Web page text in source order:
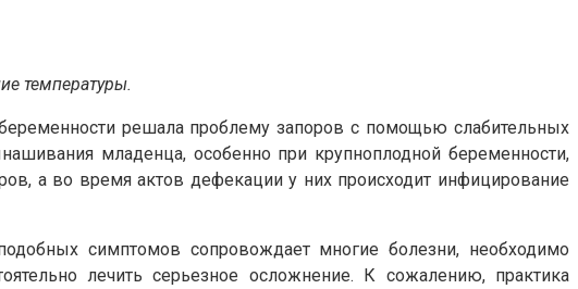
температуры.
решала проблему запоров с помощью слабительных
младенца, особенно при крупноплодной беременности,
а во время актов дефекации у них происходит инфицирование
симптомов сопровождает многие болезни, необходимо
лечить серьезное осложнение. К сожалению, практика